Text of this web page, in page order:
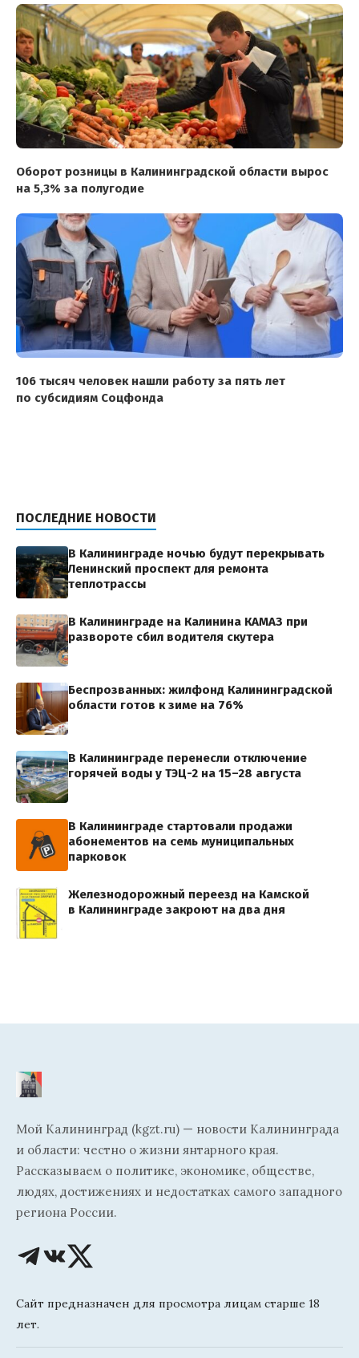
Оборот розницы в Калининградской области вырос
на 5,3% за полугодие
106 тысяч человек нашли работу за пять лет
по субсидиям Соцфонда
ПОСЛЕДНИЕ НОВОСТИ
В Калининграде ночью будут перекрывать
Ленинский проспект для ремонта
теплотрассы
В Калининграде на Калинина КАМАЗ при
развороте сбил водителя скутера
Беспрозванных: жилфонд Калининградской
области готов к зиме на 76%
В Калининграде перенесли отключение
горячей воды у ТЭЦ-2 на 15–28 августа
В Калининграде стартовали продажи
абонементов на семь муниципальных
парковок
Железнодорожный переезд на Камской
в Калининграде закроют на два дня
Мой Калининград (kgzt.ru) — новости Калининграда
и области: честно о жизни янтарного края.
Рассказываем о политике, экономике, обществе,
людях, достижениях и недостатках самого западного
региона России.
Сайт предназначен для просмотра лицам старше 18
лет.